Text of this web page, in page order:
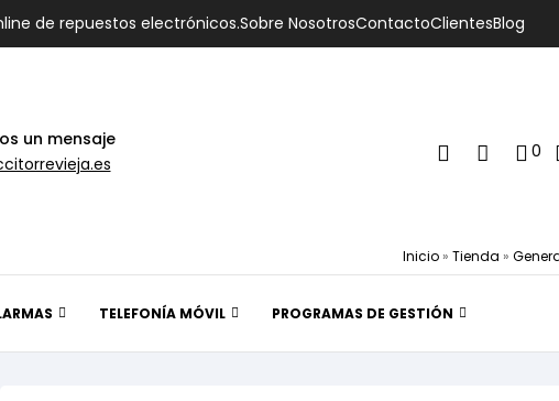
de repuestos electrónicos.Sobre NosotrosContactoClientesBlog
un mensaje
0
Inicio » Tienda »
TELEFONÍA MÓVIL PROGRAMAS DE GESTIÓN